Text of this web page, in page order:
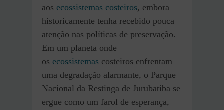
aos ecossistemas costeiros, embora
historicamente tenha recebido pouca
atenção nas políticas de preservação.
Em um planeta onde
os ecossistemas costeiros enfrentam
uma degradação alarmante, o Parque
Nacional da Restinga de Jurubatiba se
ergue como um farol de esperança,